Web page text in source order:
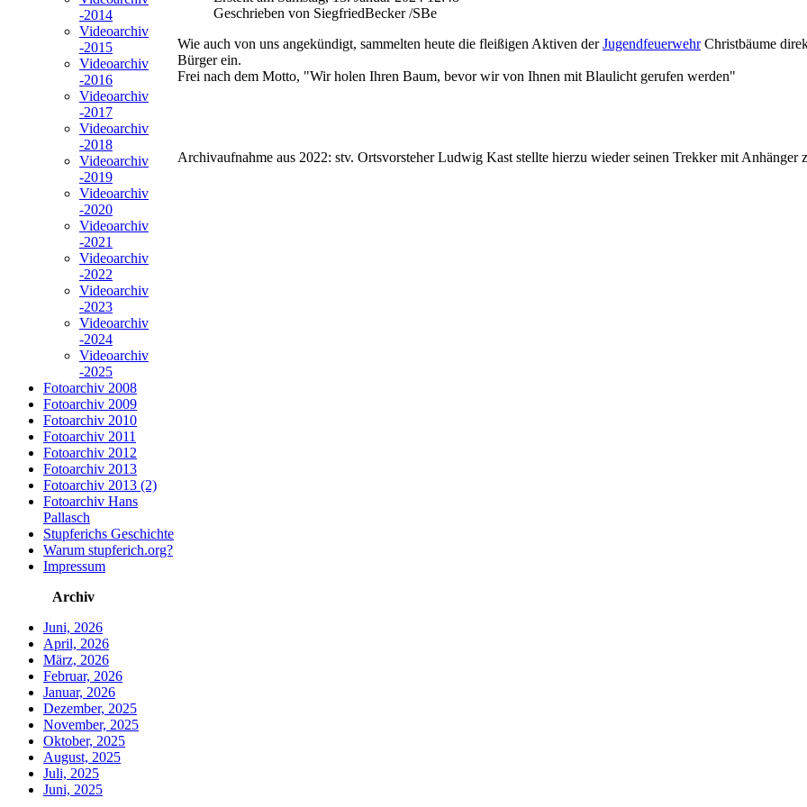
-2014
Videoarchiv
-2015
Videoarchiv
-2016
Videoarchiv
-2017
Videoarchiv
-2018
Videoarchiv
-2019
Videoarchiv
-2020
Videoarchiv
-2021
Videoarchiv
-2022
Videoarchiv
-2023
Videoarchiv
-2024
Videoarchiv
-2025
Fotoarchiv 2008
Fotoarchiv 2009
Fotoarchiv 2010
Fotoarchiv 2011
Fotoarchiv 2012
Fotoarchiv 2013
Fotoarchiv 2013 (2)
Fotoarchiv Hans
Pallasch
Stupferichs Geschichte
Warum stupferich.org?
Impressum
Archiv
Juni, 2026
April, 2026
März, 2026
Februar, 2026
Januar, 2026
Dezember, 2025
November, 2025
Oktober, 2025
August, 2025
Juli, 2025
Juni, 2025
Geschrieben von SiegfriedBecker /SBe
Wie auch von uns angekündigt, sammelten heute die fleißigen Aktiven derJugendfeuerwehrChristbäume
Bürger ein.
Frei nach dem Motto, "Wir holen Ihren Baum, bevor wir von Ihnen mit Blaulicht gerufen werden"
Archivaufnahme aus 2022: stv. Ortsvorsteher Ludwig Kast stellte hierzu wieder seinen Trekker mit Anhänger